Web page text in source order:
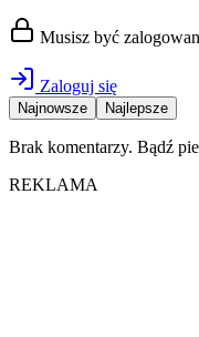
Musisz być
Zaloguj się
Najnowsze Najlepsze
Brak komentarzy. Bądź
REKLAMA